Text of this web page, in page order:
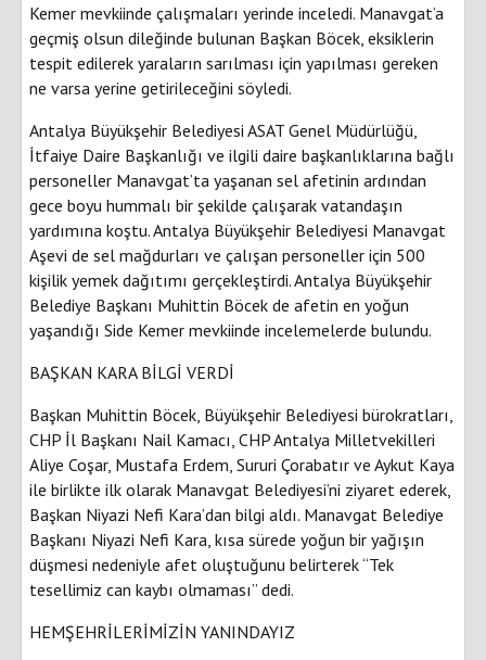
Kemer mevkiinde çalışmaları yerinde inceledi. Manavgat’a
geçmiş olsun dileğinde bulunan Başkan Böcek, eksiklerin
tespit edilerek yaraların sarılması için yapılması gereken
ne varsa yerine getirileceğini söyledi.
Antalya Büyükşehir Belediyesi ASAT Genel Müdürlüğü,
İtfaiye Daire Başkanlığı ve ilgili daire başkanlıklarına bağlı
personeller Manavgat’ta yaşanan sel afetinin ardından
gece boyu hummalı bir şekilde çalışarak vatandaşın
yardımına koştu. Antalya Büyükşehir Belediyesi Manavgat
Aşevi de sel mağdurları ve çalışan personeller için 500
kişilik yemek dağıtımı gerçekleştirdi. Antalya Büyükşehir
Belediye Başkanı Muhittin Böcek de afetin en yoğun
yaşandığı Side Kemer mevkiinde incelemelerde bulundu.
BAŞKAN KARA BİLGİ VERDİ
Başkan Muhittin Böcek, Büyükşehir Belediyesi bürokratları,
CHP İl Başkanı Nail Kamacı, CHP Antalya Milletvekilleri
Aliye Coşar, Mustafa Erdem, Sururi Çorabatır ve Aykut Kaya
ile birlikte ilk olarak Manavgat Belediyesi’ni ziyaret ederek,
Başkan Niyazi Nefi Kara’dan bilgi aldı. Manavgat Belediye
Başkanı Niyazi Nefi Kara, kısa sürede yoğun bir yağışın
düşmesi nedeniyle afet oluştuğunu belirterek “Tek
tesellimiz can kaybı olmaması” dedi.
HEMŞEHRİLERİMİZİN YANINDAYIZ